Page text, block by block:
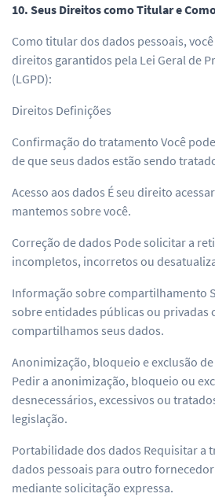
10. Seus Direitos como Titular e
Como titular dos dados pessoais,
direitos garantidos pela Lei Geral de
(LGPD):
Direitos Definições
Confirmação do tratamento Você
de que seus dados estão sendo
Acesso aos dados É seu direito
mantemos sobre você.
Correção de dados Pode solicitar a
incompletos, incorretos ou
Informação sobre compartilhamento
sobre entidades públicas ou privadas
compartilhamos seus dados.
Anonimização, bloqueio e exclusão
Pedir a anonimização, bloqueio ou
desnecessários, excessivos ou
legislação.
Portabilidade dos dados Requisitar a
dados pessoais para outro
mediante solicitação expressa.